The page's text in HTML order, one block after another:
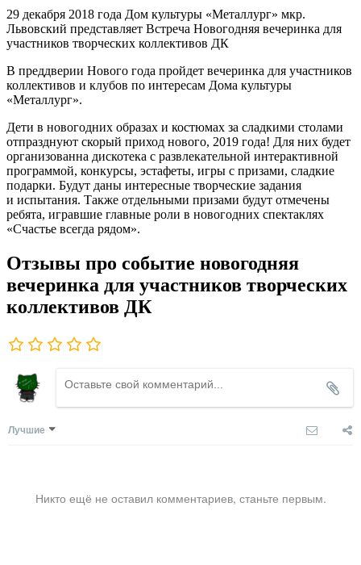
29 декабря 2018 года Дом культуры «Металлург» мкр.
Львовский представляет Встреча Новогодняя вечеринка для
участников творческих коллективов ДК
В преддверии Нового года пройдет вечеринка для участников
коллективов и клубов по интересам Дома культуры
«Металлург».
Дети в новогодних образах и костюмах за сладкими столами
отпразднуют скорый приход нового, 2019 года! Для них будет
организованна дискотека с развлекательной интерактивной
программой, конкурсы, эстафеты, игры с призами, сладкие
подарки. Будут даны интересные творческие задания
и испытания. Также отдельными призами будут отмечены
ребята, игравшие главные роли в новогодних спектаклях
«Счастье всегда рядом».
Отзывы про событие новогодняя
вечеринка для участников творческих
коллективов ДК
Лучшие
Никто ещё не оставил комментариев, станьте первым.